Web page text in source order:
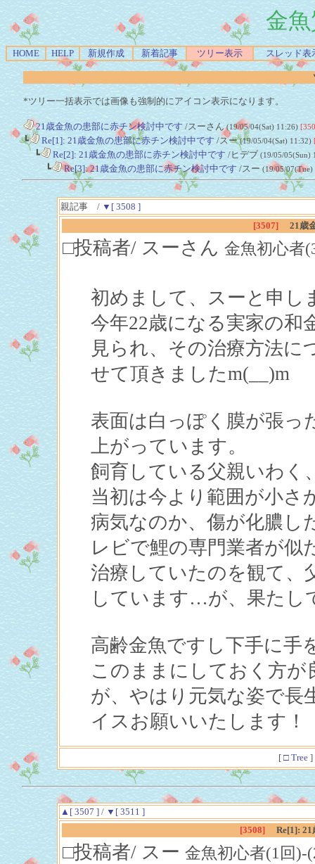
金
HOME HELP 新規作成 新着記事 ツリー表示 スレッド表
*ツリー一括表示では画像も強制的にアイコン表示になります。
21歳金魚の患部に赤チン検討中です/スーさん(19/05/04(Sat) 11:26)
┗ Re[1]: 21歳金魚の患部に赤チン検討中です/スー(19/05/04(Sat) 11:32)
┗ Re[2]: 21歳金魚の患部に赤チン検討中です /ヒデブ (19/05/05(Sun)
┗ Re[3]: 21歳金魚の患部に赤チン検討中です/スー (19/05/
親記事 / ▼[ 3508 ]
[3507]
21歳
□投稿者/ スーさん 金魚初心者
初めまして、スーと申し
今年22歳になる実家の和
見られ、その治療方法
せて頂きましたm(__)m
表面は白っぽく膜が張っ
上がっています。
飼育している父親いわく
当初は今より範囲が小さ
病気なのか、傷が化膿し
レビで鯉の専門業者が似
治療していたのを観て、
しています…が、果たし
高齢金魚ですし下手に手
このままにしておく方
が、やはり元気な姿で長
イスお願いいたします！
[ □ Tree]
▲[ 3507 ]/ ▼[ 3511 ]
[3508]
Re[1]:
□投稿者/ スー 金魚初心者(1回)-